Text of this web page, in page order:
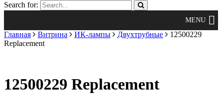
Search for:
Главная Витрина ИК-лампы Двухтрубные
12500229
Replacement
12500229 Replacement